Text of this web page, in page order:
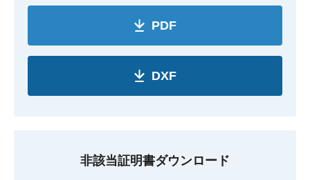
PDF
DXF
非該当証明書ダウンロード